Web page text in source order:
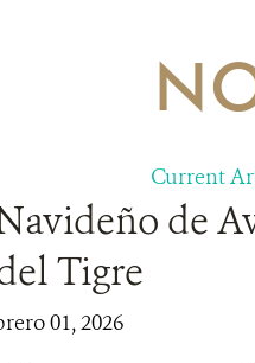
Current
de
Tigre
01, 2026